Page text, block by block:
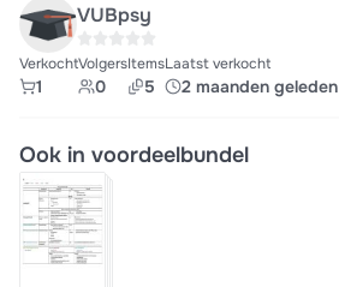
VUBpsy
Verkocht
1
Volgers
0
Items
5
Laatst verkocht
2 maanden geleden
Ook in voordeelbundel